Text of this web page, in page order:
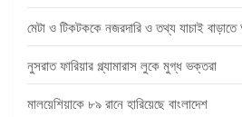
মেটা ও টিকটককে নজরদারি ও তথ্য যাচাই
নুসরাত ফারিয়ার গ্ল্যামারাস লুকে মুগ্ধ ভক্তরা
মালয়েশিয়াকে ৮৯ রানে হারিয়েছে বাংলাদেশ